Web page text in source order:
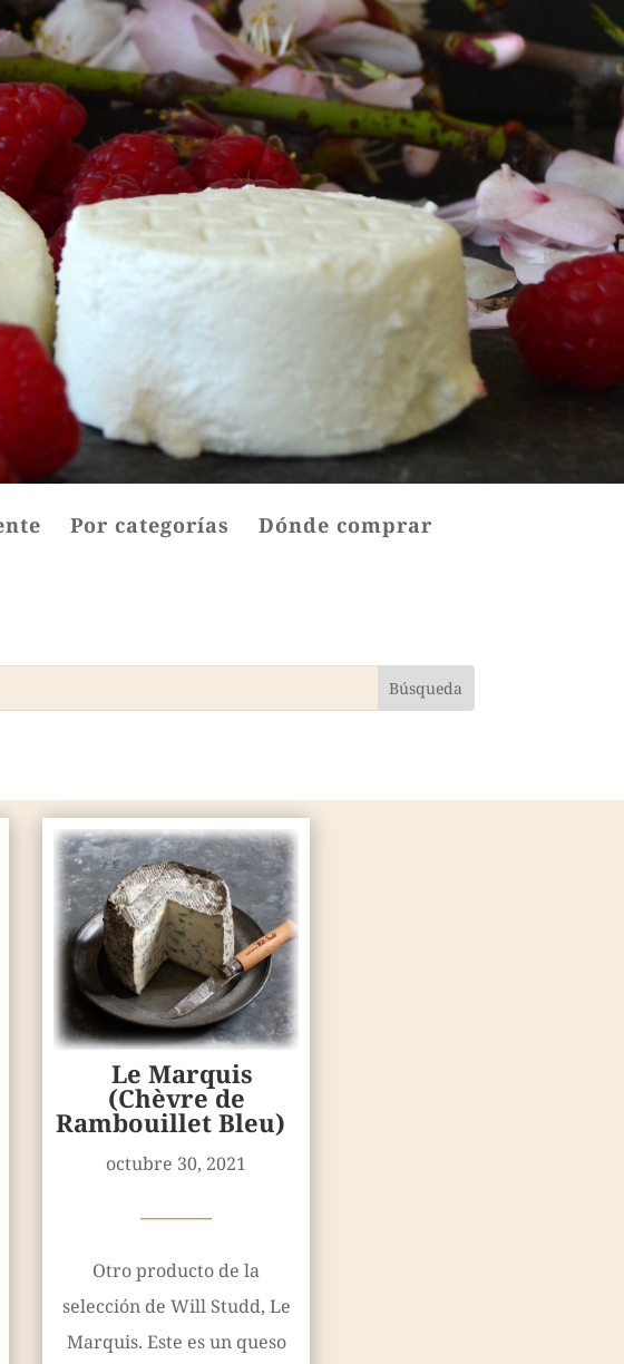
Por categorías
Dónde comprar
Le Marquis
(Chèvre de
Rambouillet Bleu)
octubre 30, 2021
————
Otro producto de la
selección de Will Studd, Le
Marquis. Este es un queso